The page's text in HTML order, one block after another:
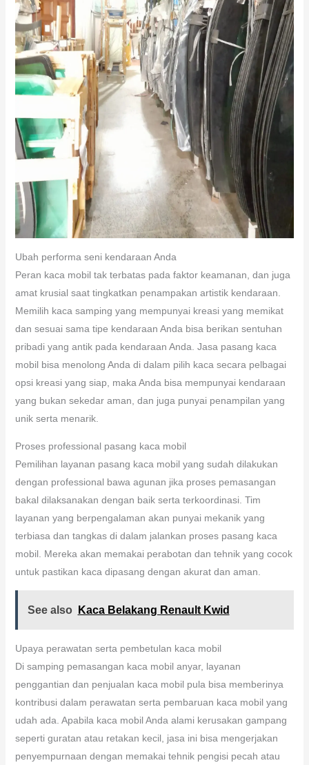
Ubah performa seni kendaraan Anda
Peran kaca mobil tak terbatas pada faktor keamanan, dan juga
amat krusial saat tingkatkan penampakan artistik kendaraan.
Memilih kaca samping yang mempunyai kreasi yang memikat
dan sesuai sama tipe kendaraan Anda bisa berikan sentuhan
pribadi yang antik pada kendaraan Anda. Jasa pasang kaca
mobil bisa menolong Anda di dalam pilih kaca secara pelbagai
opsi kreasi yang siap, maka Anda bisa mempunyai kendaraan
yang bukan sekedar aman, dan juga punyai penampilan yang
unik serta menarik.
Proses professional pasang kaca mobil
Pemilihan layanan pasang kaca mobil yang sudah dilakukan
dengan professional bawa agunan jika proses pemasangan
bakal dilaksanakan dengan baik serta terkoordinasi. Tim
layanan yang berpengalaman akan punyai mekanik yang
terbiasa dan tangkas di dalam jalankan proses pasang kaca
mobil. Mereka akan memakai perabotan dan tehnik yang cocok
untuk pastikan kaca dipasang dengan akurat dan aman.
See also Kaca Belakang Renault Kwid
Upaya perawatan serta pembetulan kaca mobil
Di samping pemasangan kaca mobil anyar, layanan
penggantian dan penjualan kaca mobil pula bisa memberinya
kontribusi dalam perawatan serta pembaruan kaca mobil yang
udah ada. Apabila kaca mobil Anda alami kerusakan gampang
seperti guratan atau retakan kecil, jasa ini bisa mengerjakan
penyempurnaan dengan memakai tehnik pengisi pecah atau